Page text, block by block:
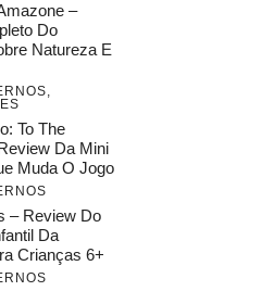
–
Do
Natureza E
,
To The
Da Mini
Muda O Jogo
– Review Do
Da
Crianças 6+